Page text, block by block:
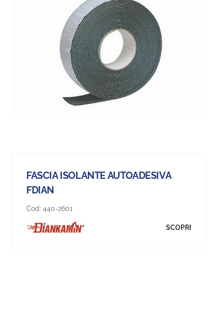
FASCIA ISOLANTE AUTOADESIVA
FDIAN
Cod: 440-2601
SCOPRI